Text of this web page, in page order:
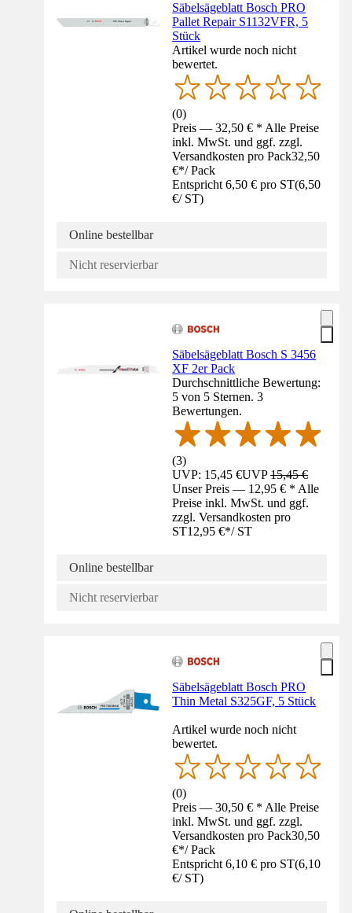
Säbelsägeblatt Bosch PRO
Pallet Repair S1132VFR, 5
Stück
Artikel wurde noch nicht
bewertet.
(0)
Preis — 32,50 € * Alle Preise
inkl. MwSt. und ggf. zzgl.
Versandkosten pro Pack32,50
€*/ Pack
Entspricht 6,50 € pro ST(6,50
€/ ST)
Online bestellbar
Nicht reservierbar
Säbelsägeblatt Bosch S 3456
XF 2er Pack
Durchschnittliche Bewertung:
5 von 5 Sternen. 3
Bewertungen.
(3)
UVP: 15,45 €UVP15,45 €
Unser Preis — 12,95 € * Alle
Preise inkl. MwSt. und ggf.
zzgl. Versandkosten pro
ST12,95 €*/ ST
Online bestellbar
Nicht reservierbar
Säbelsägeblatt Bosch PRO
Thin Metal S325GF, 5 Stück
Artikel wurde noch nicht
bewertet.
(0)
Preis — 30,50 € * Alle Preise
inkl. MwSt. und ggf. zzgl.
Versandkosten pro Pack30,50
€*/ Pack
Entspricht 6,10 € pro ST(6,10
€/ ST)